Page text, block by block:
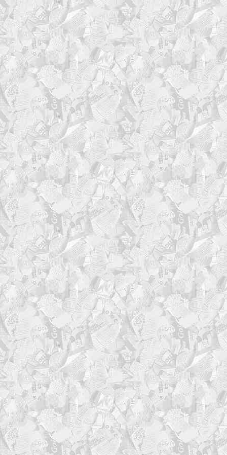
INFO) level_num=3;
INFO ";
OK) level_num=3;
";
DEBUG) level_num=4;
DEBUG";
*) level_num=3;
color_tag="\033[0m" ;;
esac
color_reset="\033[0m"
# Пишем в лог-файл без
echo "[$timestamp]
"$LOG_FILE"
# Если уровень
экран (только если есть
if (( level_num <=
echo -e
[$level_tag]${color_reset}
elif (( level_num <=
# Если нет TTY (cron
цветов
echo "[$timestamp]
fi